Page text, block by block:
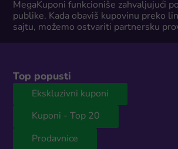
MegaKuponi funkcioniše zahvaljujući
publike. Kada obaviš kupovinu preko
sajtu, možemo ostvariti partnersku
Top popusti
Ekskluzivni kuponi
Kuponi - Top 20
Prodavnice